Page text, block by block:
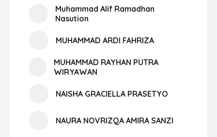
Muhammad Alif Ramadhan
Nasution
MUHAMMAD ARDI FAHRIZA
MUHAMMAD RAYHAN PUTRA
WIRYAWAN
NAISHA GRACIELLA PRASETYO
NAURA NOVRIZQA AMIRA SANZI